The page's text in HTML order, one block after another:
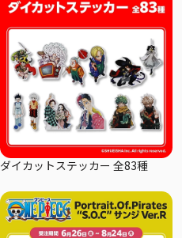
ダイカットステッカー 全83種